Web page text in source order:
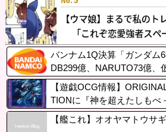
バンナム1Q決算「ガンダム
DB299億、NARUTO73億、
ンパンマン28億」
【遊戯OCG情報】
TIONに『神を超えたしもべ
規収録決定！
【艦これ】オオヤマトウサ